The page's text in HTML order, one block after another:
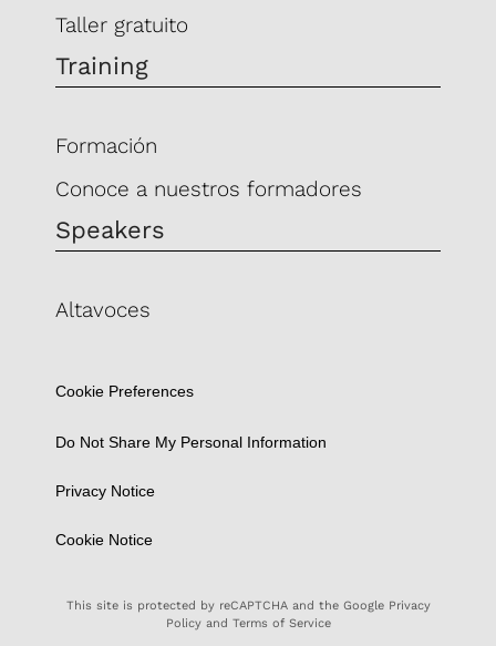
Taller gratuito
Training
Formación
Conoce a nuestros formadores
Speakers
Altavoces
Cookie Preferences
Do Not Share My Personal Information
Privacy Notice
Cookie Notice
This site is protected by reCAPTCHA and the Google Privacy
Policyand Terms of Service